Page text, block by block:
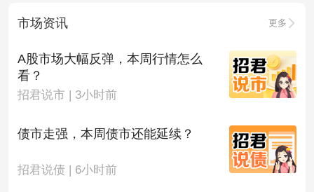
市场资讯 更多
A股市场大幅反弹，本周行情怎么
看？
招君说市 | 3小时前
债市走强，本周债市还能延续？
招君说债 | 6小时前